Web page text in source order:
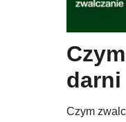
darni
Czym